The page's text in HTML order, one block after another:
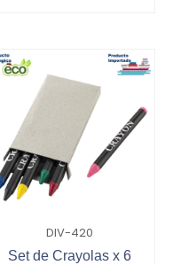
DIV-420
Set de Crayolas x 6